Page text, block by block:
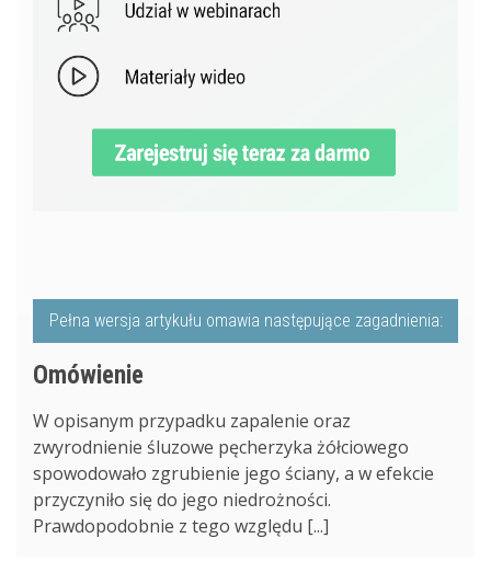
Pełna wersja artykułu omawia następujące zagadnienia:
Omówienie
W opisanym przypadku zapalenie oraz
zwyrodnienie śluzowe pęcherzyka żółciowego
spowodowało zgrubienie jego ściany, a w efekcie
przyczyniło się do jego niedrożności.
Prawdopodobnie z tego względu [...]